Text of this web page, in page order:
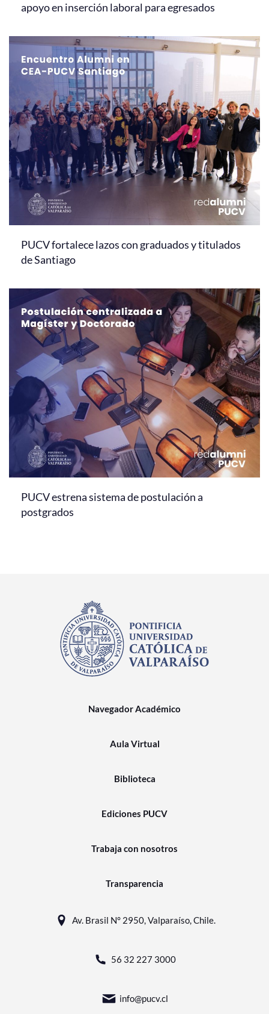
apoyo en inserción laboral para egresados
PUCV fortalece lazos con graduados y titulados
de Santiago
PUCV estrena sistema de postulación a
postgrados
Navegador Académico
Aula Virtual
Biblioteca
Ediciones PUCV
Trabaja con nosotros
Transparencia
Av. Brasil N° 2950, Valparaíso, Chile.
56 32 227 3000
info@pucv.cl